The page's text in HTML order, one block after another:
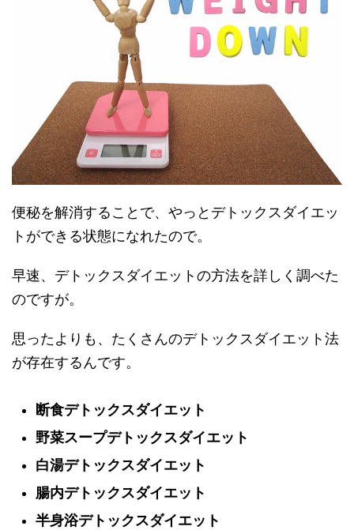
便秘を解消することで、やっとデトックスダイエッ
トができる状態になれたので。
早速、デトックスダイエットの方法を詳しく調べた
のですが。
思ったよりも、たくさんのデトックスダイエット法
が存在するんです。
断食デトックスダイエット
野菜スープデトックスダイエット
白湯デトックスダイエット
腸内デトックスダイエット
半身浴デトックスダイエット